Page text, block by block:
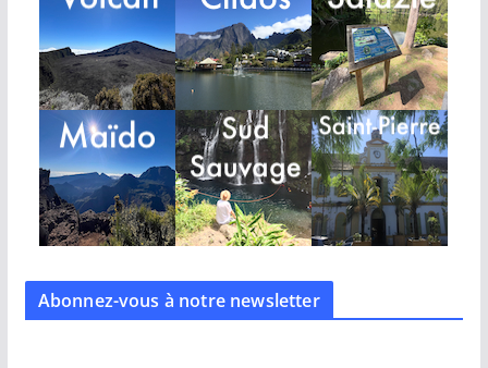
Abonnez-vous à notre newsletter